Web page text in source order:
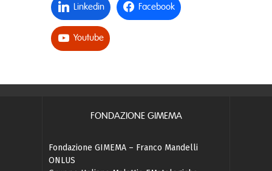
Linkedin Facebook
Youtube
FONDAZIONE GIMEMA
Fondazione GIMEMA – Franco Mandelli
ONLUS